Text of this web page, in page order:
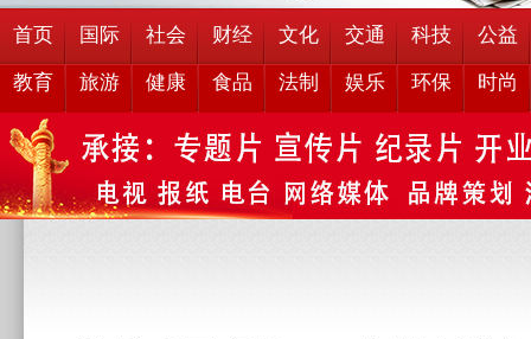
首页 国际 社会 财经 文化 交通 科技 公益
教育 旅游 健康 食品 法制 娱乐 环保 时尚